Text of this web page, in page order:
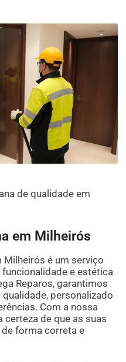
de qualidade em
em Milheirós
Milheirós é um serviço
e estética
Reparos, garantimos
personalizado
Com a nossa
certeza de que as suas
forma correta e